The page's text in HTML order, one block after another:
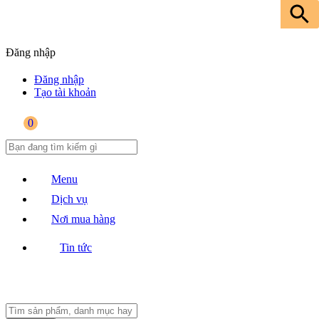
Đăng nhập
Đăng nhập
Tạo tài khoản
0
Menu
Dịch vụ
Nơi mua hàng
Tin tức